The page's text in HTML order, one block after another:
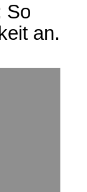
So
an.